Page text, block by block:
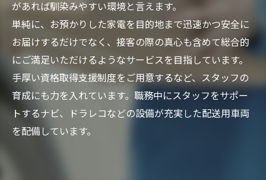
があれば馴染みやすい環境と言えます。
単純に、お預かりした家電を目的地まで迅速かつ安全に
お届けするだけでなく、接客の際の真心も含めて総合的
にご満足いただけるようなサービスを目指しています。
手厚い資格取得支援制度をご用意するなど、スタッフの
育成にも力を入れています。職務中にスタッフをサポー
トするナビ、ドラレコなどの設備が充実した配送用車両
を配備しています。